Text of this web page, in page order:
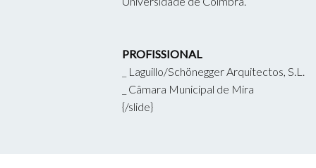
PROFISSIONAL
_ Laguillo/Schönegger Arquitectos, S.L.
_ Câmara Municipal de Mira
{/slide}